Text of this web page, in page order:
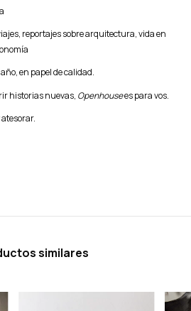
reportajes sobre arquitectura, vida en
en papel de calidad.
historias nuevas, Openhousees para vos.
similares